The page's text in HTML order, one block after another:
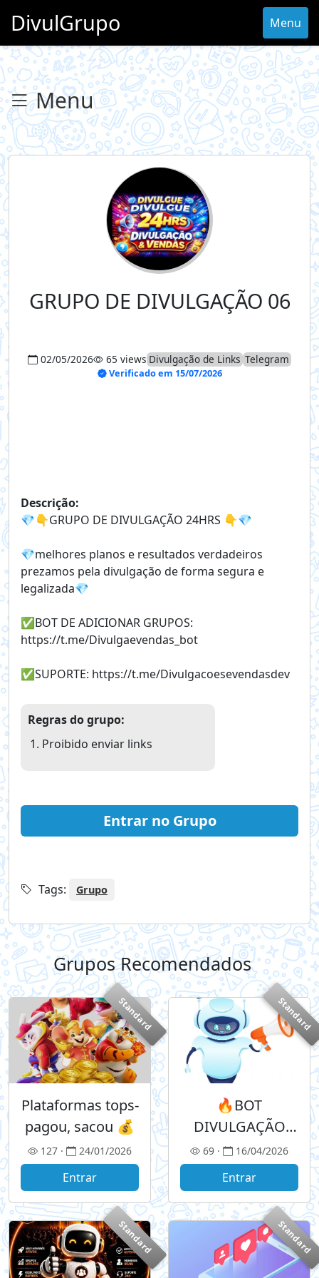
DivulGrupo Menu
Menu
GRUPO DE DIVULGAÇÃO 06
02/05/2026 65 views Divulgação de Links Telegram
Verificado em 15/07/2026
Descrição:
💎👇GRUPO DE DIVULGAÇÃO 24HRS 👇💎
💎melhores planos e resultados verdadeiros
prezamos pela divulgação de forma segura e
legalizada💎
✅️BOT DE ADICIONAR GRUPOS:
https://t.me/Divulgaevendas_bot
✅️SUPORTE: https://t.me/Divulgacoesevendasdev
Regras do grupo:
Proibido enviar links
Entrar no Grupo
Tags: Grupo
Grupos Recomendados+
Standard
Plataformas tops-
pagou, sacou 💰
127 · 24/01/2026
Entrar
Standard
🔥BOT
DIVULGAÇÃO
AUTOMÁTICA🔥
69 · 16/04/2026
Entrar
Standard Standard